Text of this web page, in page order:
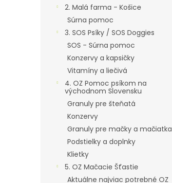
2. Malá farma - Košice
Súrna pomoc
3. SOS Psíky / SOS Doggies
SOS - Súrna pomoc
Konzervy a kapsičky
Vitamíny a liečivá
4. OZ Pomoc psíkom na
východnom Slovensku
Granuly pre šteňatá
Konzervy
Granuly pre mačky a mačiatka
Podstielky a doplnky
Klietky
5. OZ Mačacie Šťastie
Aktuálne najviac potrebné OZ